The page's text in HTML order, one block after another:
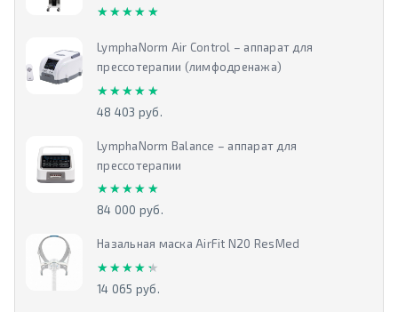
★★★★★
★★★★★
LymphaNorm Air Control – аппарат для
прессотерапии (лимфодренажа)
★★★★★
★★★★★
48 403 руб.
LymphaNorm Balance – аппарат для
прессотерапии
★★★★★
★★★★★
84 000 руб.
Назальная маска AirFit N20 ResMed
★★★★★
★★★★★
14 065 руб.